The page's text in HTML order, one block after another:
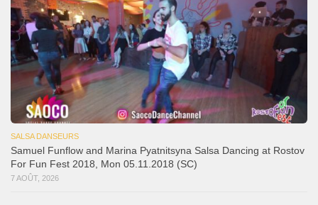
SALSA DANSEURS
Samuel Funflow and Marina Pyatnitsyna Salsa Dancing at Rostov
For Fun Fest 2018, Mon 05.11.2018 (SC)
7 AOÛT, 2026